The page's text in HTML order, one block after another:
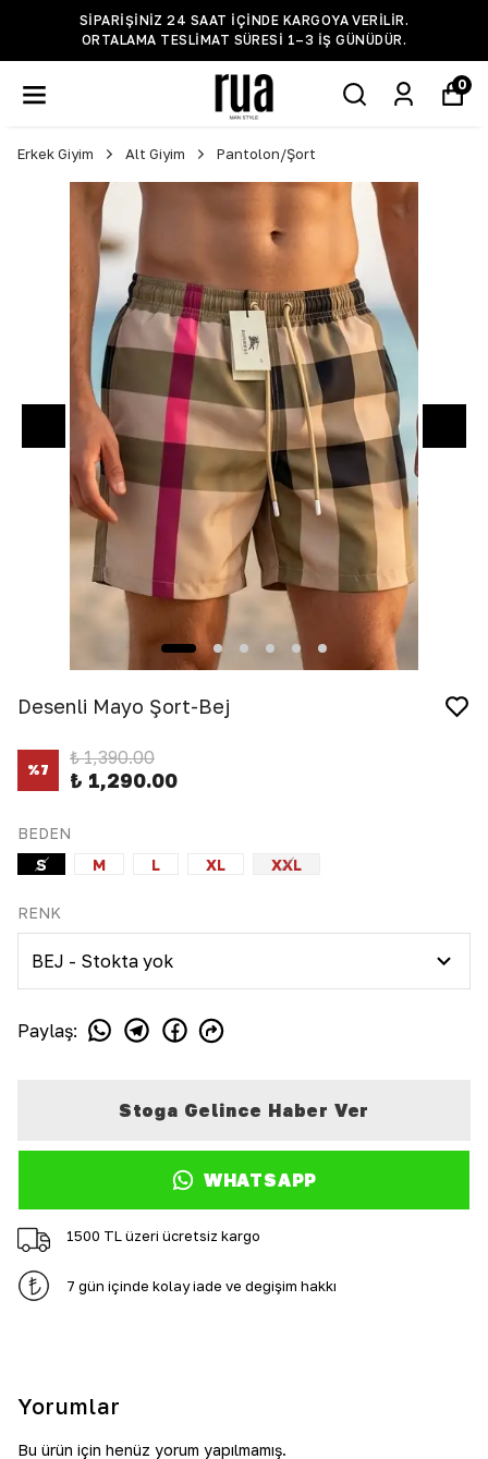
SIPARIŞINIZ 24 SAAT IÇINDE KARGOYA VERILIR.
ORTALAMA TESLIMAT SÜRESI 1–3 IŞ GÜNÜDÜR.
0
Erkek Giyim Alt Giyim Pantolon/Şort
Desenli Mayo Şort-Bej
%7
₺ 1,390.00
₺ 1,290.00
BEDEN
S
M L XL XXL
RENK
Paylaş:
Stoğa Gelince Haber Ver
WHATSAPP
1500 TL üzeri ücretsiz kargo
7 gün içinde kolay iade ve değişim hakkı
Yorumlar
Bu ürün için henüz yorum yapılmamış.